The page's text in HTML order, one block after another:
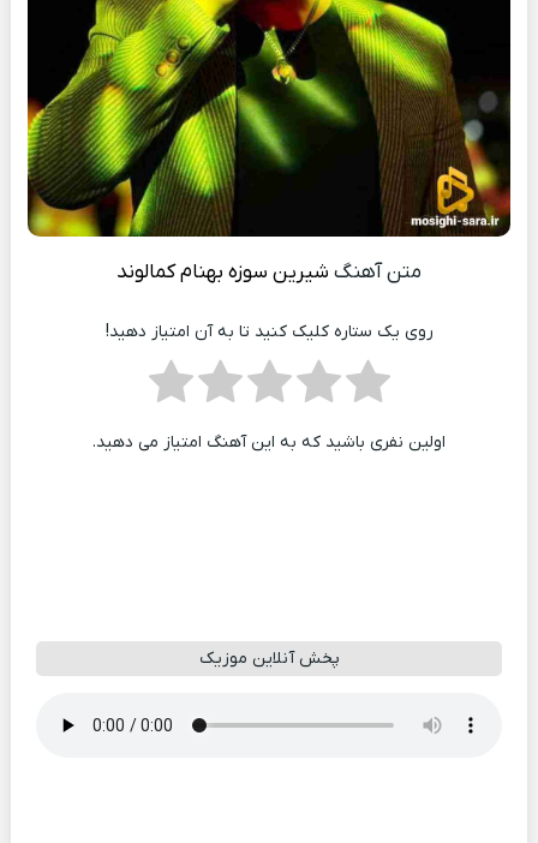
متن آهنگ شیرین سوزه بهنام کمالوند
روی یک ستاره کلیک کنید تا به آن امتیاز دهید!
اولین نفری باشید که به این آهنگ امتیاز می دهید.
پخش آنلاین موزیک